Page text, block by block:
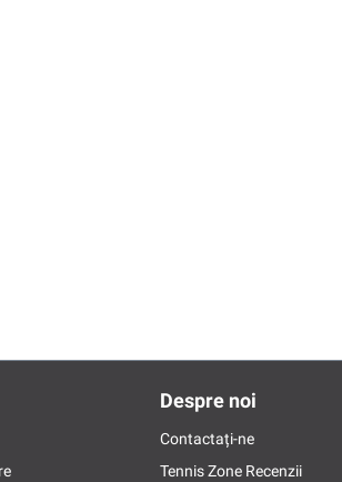
Despre noi
Contactați-ne
Tennis Zone Recenzii